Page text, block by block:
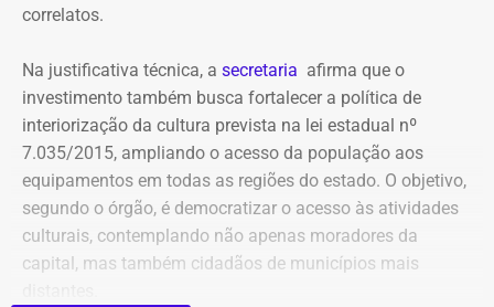
Declaração de bens de Bernardo Rossi em 2014 — Foto:
Ação também requer anúncios e
impulsionamentos e cita morte de
criança como exemplo de fake news
As 31 publicações relacionadas pela prefeitura tratam de
assuntos diversos. A lista inclui manchetes sobre prisões
na Assembleia Legislativa, supostos acordos políticos,
sucessão municipal, alterações no Fundo Municipal do
correlatos.
Na justificativa técnica, a secretaria afirma que o
investimento também busca fortalecer a política de
interiorização da cultura prevista na lei estadual nº
7.035/2015, ampliando o acesso da população aos
equipamentos em todas as regiões do estado. O objetivo,
segundo o órgão, é democratizar o acesso às atividades
culturais, contemplando não apenas moradores da
capital, mas também cidadãos de municípios mais